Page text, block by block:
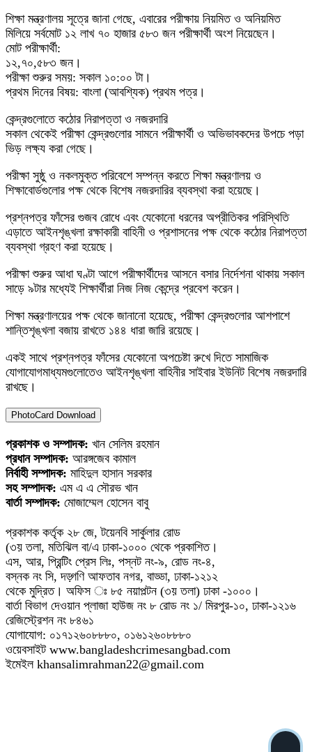
শিক্ষা মন্ত্রণালয় সূত্রে জানা গেছে, এবারের পরীক্ষায় নিয়মিত ও অনিয়মিত
মিলিয়ে সর্বমোট ১২ লাখ ৭০ হাজার ৫৮৩ জন পরীক্ষার্থী অংশ নিয়েছেন।
মোট পরীক্ষার্থী:
১২,৭০,৫৮৩ জন।
পরীক্ষা শুরুর সময়: সকাল ১০:০০ টা।
প্রথম দিনের বিষয়: বাংলা (আবশ্যিক) প্রথম পত্র।
কেন্দ্রগুলোতে কঠোর নিরাপত্তা ও নজরদারি
সকাল থেকেই পরীক্ষা কেন্দ্রগুলোর সামনে পরীক্ষার্থী ও অভিভাবকদের উপচে পড়া
ভিড় লক্ষ্য করা গেছে।
পরীক্ষা সুষ্ঠু ও নকলমুক্ত পরিবেশে সম্পন্ন করতে শিক্ষা মন্ত্রণালয় ও
শিক্ষাবোর্ডগুলোর পক্ষ থেকে বিশেষ নজরদারির ব্যবস্থা করা হয়েছে।
প্রশ্নপত্র ফাঁসের গুজব রোধে এবং যেকোনো ধরনের অপ্রীতিকর পরিস্থিতি
এড়াতে আইনশৃঙ্খলা রক্ষাকারী বাহিনী ও প্রশাসনের পক্ষ থেকে কঠোর নিরাপত্তা
ব্যবস্থা গ্রহণ করা হয়েছে।
পরীক্ষা শুরুর আধা ঘণ্টা আগে পরীক্ষার্থীদের আসনে বসার নির্দেশনা থাকায় সকাল
সাড়ে ৯টার মধ্যেই শিক্ষার্থীরা নিজ নিজ কেন্দ্রে প্রবেশ করেন।
শিক্ষা মন্ত্রণালয়ের পক্ষ থেকে জানানো হয়েছে, পরীক্ষা কেন্দ্রগুলোর আশপাশে
শান্তিশৃঙ্খলা বজায় রাখতে ১৪৪ ধারা জারি রয়েছে।
একই সাথে প্রশ্নপত্র ফাঁসের যেকোনো অপচেষ্টা রুখে দিতে সামাজিক
যোগাযোগমাধ্যমগুলোতেও আইনশৃঙ্খলা বাহিনীর সাইবার ইউনিট বিশেষ নজরদারি
রাখছে।
PhotoCard Download
প্রকাশক ও সম্পাদক: খান সেলিম রহমান
প্রধান সম্পাদক: আরঙ্গজেব কামাল
নির্বাহী সম্পাদক: মাহিদুল হাসান সরকার
সহ সম্পাদক: এম এ এ সৌরভ খান
বার্তা সম্পাদক: মোজাম্মেল হোসেন বাবু
প্রকাশক কর্তৃক ২৮ জে, টয়েনবি সার্কুলার রোড
(৩য় তলা, মতিঝিল বা/এ ঢাকা-১০০০ থেকে প্রকাশিত।
এস, আর, প্রিন্টিং প্রেস লিঃ, পস্নট নং-৯, রোড নং-৪,
বস্নক নং সি, দড়্গণি আফতাব নগর, বাড্ডা, ঢাকা-১২১২
থেকে মুদ্রিত। অফিস ঃ ৮৫ নয়াপল্টন (৩য় তলা) ঢাকা -১০০০।
বার্তা বিভাগ দেওয়ান প্লাজা হাউজ নং ৮ রোড নং ১/ মিরপুর-১০, ঢাকা-১২১৬
রেজিস্ট্রেশন নং ৮৪৬১
যোগাযোগ: ০১৭১২৬০৮৮৮০, ০১৬১২৬০৮৮৮০
ওয়েবসাইট www.bangladeshcrimesangbad.com
ইমেইল khansalimrahman22@gmail.com